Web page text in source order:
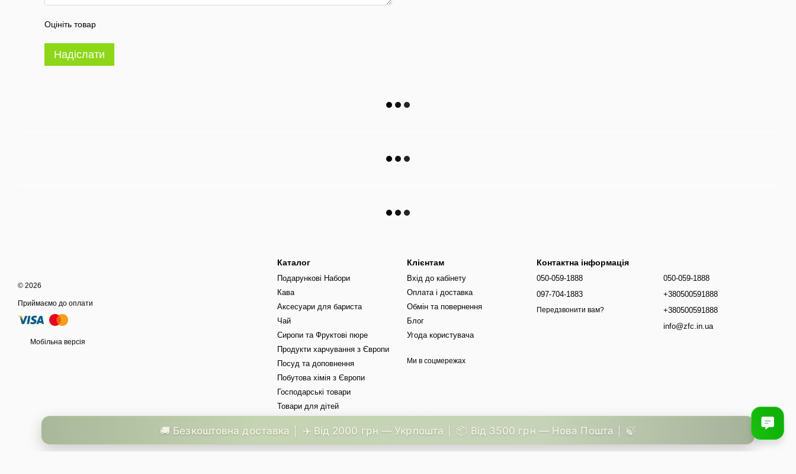
Оцініть товар
Надіслати
© 2026
Приймаємо до оплати
Мобільна версія
Каталог
Подарункові Набори
Кава
Аксесуари для бариста
Чай
Сиропи та Фруктові пюре
Продукти харчування з Європи
Посуд та доповнення
Побутова хімія з Європи
Господарські товари
Товари для дітей
Клієнтам
Вхід до кабінету
Оплата і доставка
Обмін та повернення
Блог
Угода користувача
Ми в соцмережах
Контактна інформація
050-059-1888
097-704-1883
Передзвонити вам?
050-059-1888
+380500591888
+380500591888
info@zfc.in.ua